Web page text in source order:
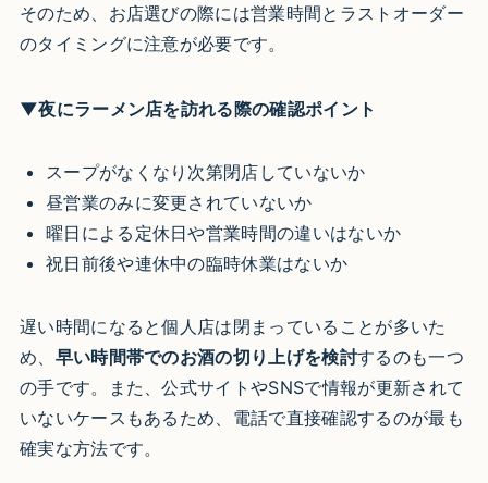
そのため、お店選びの際には営業時間とラストオーダー
のタイミングに注意が必要です。
▼夜にラーメン店を訪れる際の確認ポイント
スープがなくなり次第閉店していないか
昼営業のみに変更されていないか
曜日による定休日や営業時間の違いはないか
祝日前後や連休中の臨時休業はないか
遅い時間になると個人店は閉まっていることが多いた
め、 早い時間帯でのお酒の切り上げを検討するのも一つ
の手です。また、公式サイトやSNSで情報が更新されて
いないケースもあるため、電話で直接確認するのが最も
確実な方法です。